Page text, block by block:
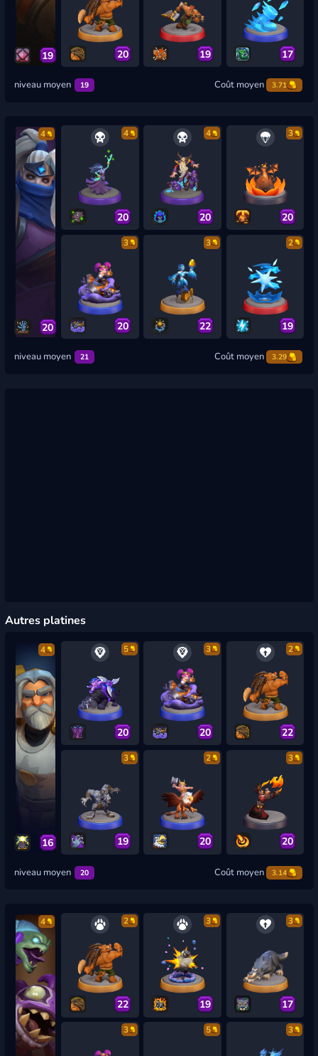
19 20 19 17
niveau moyen 19 Coût moyen 3.71
4
20
4
20
4
20
3
20
3
20
3
22
2
19
niveau moyen 21 Coût moyen 3.29
Autres platines
4
16
5
20
3
20
2
22
3
19
2
20
3
20
niveau moyen 20 Coût moyen 3.14
4 2
22
3
19
3
17
3 5 3